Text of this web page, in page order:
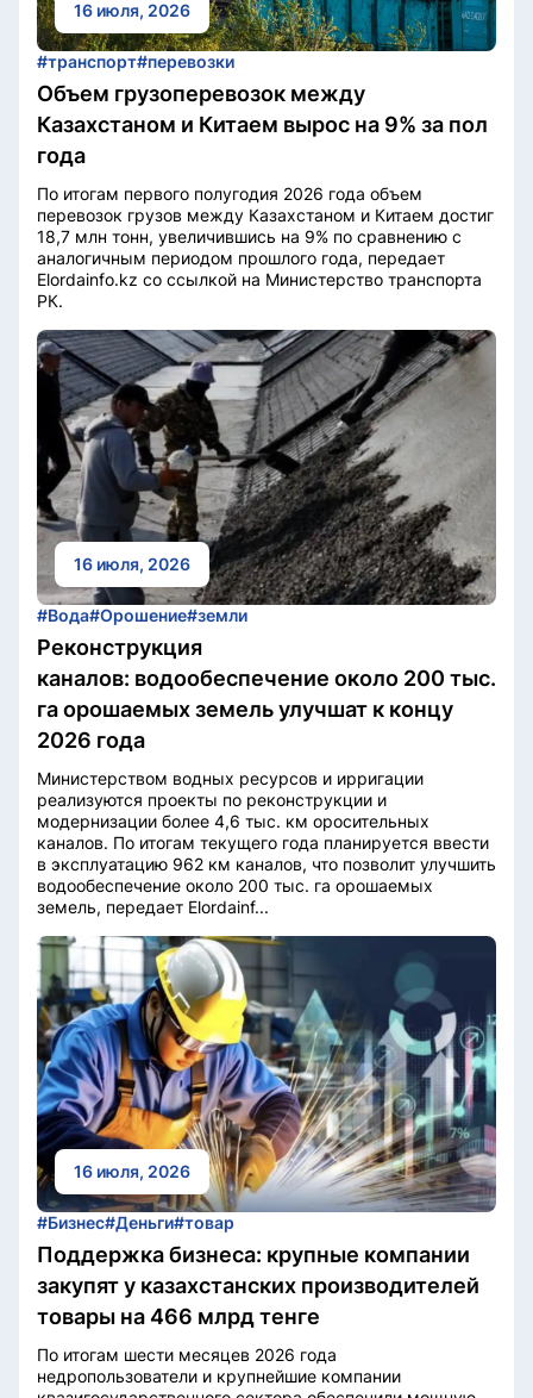
16 июля, 2026
#транспорт#перевозки
Объем грузоперевозок между
Казахстаном и Китаем вырос на 9% за пол
года
По итогам первого полугодия 2026 года объем
перевозок грузов между Казахстаном и Китаем достиг
18,7 млн тонн, увеличившись на 9% по сравнению с
аналогичным периодом прошлого года, передает
Elordainfo.kz со ссылкой на Министерство транспорта
РК.
16 июля, 2026
#Вода#Орошение#земли
Реконструкция
каналов: водообеспечение около 200 тыс.
га орошаемых земель улучшат к концу
2026 года
Министерством водных ресурсов и ирригации
реализуются проекты по реконструкции и
модернизации более 4,6 тыс. км оросительных
каналов. По итогам текущего года планируется ввести
в эксплуатацию 962 км каналов, что позволит улучшить
водообеспечение около 200 тыс. га орошаемых
земель, передает Elordainf...
16 июля, 2026
#Бизнес#Деньги#товар
Поддержка бизнеса: крупные компании
закупят у казахстанских производителей
товары на 466 млрд тенге
По итогам шести месяцев 2026 года
недропользователи и крупнейшие компании